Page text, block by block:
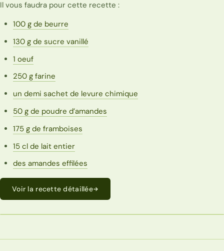
Il vous faudra pour cette recette :
100 g de beurre
130 g de sucre vanillé
1 oeuf
250 g farine
un demi sachet de levure chimique
50 g de poudre d’amandes
175 g de framboises
15 cl de lait entier
des amandes effilées
Voir la recette détaillée